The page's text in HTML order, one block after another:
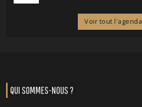
Voir tout l'agenda
QUI SOMMES-NOUS ?